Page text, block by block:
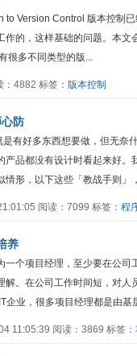
to Version Control 版本控制
作的，这样基础的问题。本
很多不同类型的版...
4882 标签： 版本控制
防
是有好多东西想要做，但无
产品都没有设计时看起来好
情形，以下这些「教战手则」
阅读：7099 标签： 程
养
一个项目经理，至少要在公
解。在公司工作时间短，对
企业，很多项目经理都是由基
11:05:39 阅读：3869 标签：